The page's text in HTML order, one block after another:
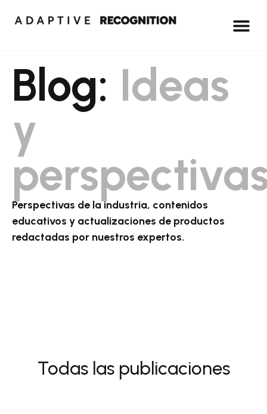
Blog: Ideas
y
Perspectivas de la industria, contenidos
educativos y actualizaciones de productos
redactadas por nuestros expertos.
Todas las publicaciones